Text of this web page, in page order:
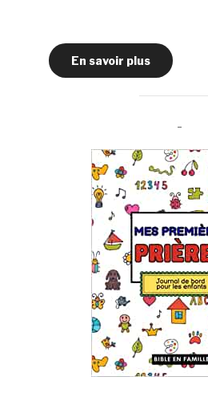
En savoir plus
-